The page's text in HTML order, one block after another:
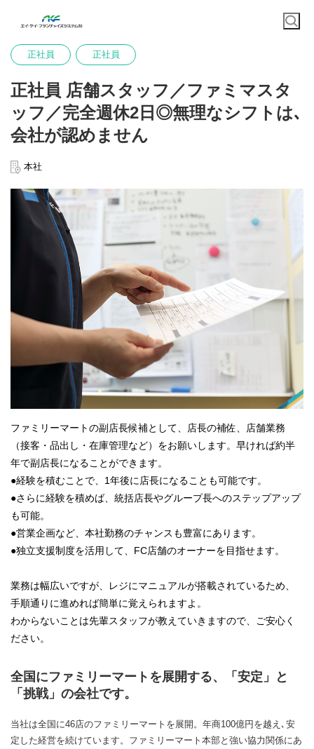
正社員 正社員
正社員 店舗スタッフ／ファミマスタ
ッフ／完全週休2日◎無理なシフトは､
会社が認めません
本社
ファミリーマートの副店長候補として、店長の補佐、店舗業務
（接客・品出し・在庫管理など）をお願いします。早ければ約半
年で副店長になることができます。
●経験を積むことで、1年後に店長になることも可能です。
●さらに経験を積めば、統括店長やグループ長へのステップアップ
も可能。
●営業企画など、本社勤務のチャンスも豊富にあります。
●独立支援制度を活用して、FC店舗のオーナーを目指せます。
業務は幅広いですが、レジにマニュアルが搭載されているため、
手順通りに進めれば簡単に覚えられますよ。
わからないことは先輩スタッフが教えていきますので、ご安心く
ださい。
全国にファミリーマートを展開する、「安定」と
「挑戦」の会社です。
当社は全国に46店のファミリーマートを展開。年商100億円を越え､安
定した経営を続けています。ファミリーマート本部と強い協力関係にあ